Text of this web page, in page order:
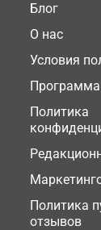
Блог
О нас
Условия
Программа
Политика
Политика
отзывов